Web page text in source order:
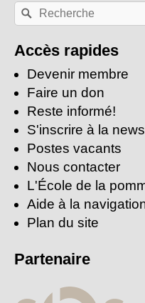
Recherche
par
clés:
Rechercher
Accès rapides
Devenir membre
Faire un don
Reste informé!
S'inscrire à la
Postes vacants
Nous contacter
L'École de la
Aide à la
Plan du site
Partenaire